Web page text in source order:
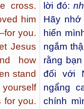
cross.
him
you.
Jesus
how
stand
for you.
lời đó:
Hãy
hiến
ngắm
rằng
đối với
ngẩng
chính